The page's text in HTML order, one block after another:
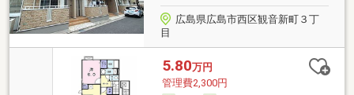
広島県広島市西区観音新町３丁
目
5.80万円
管理費2,300円